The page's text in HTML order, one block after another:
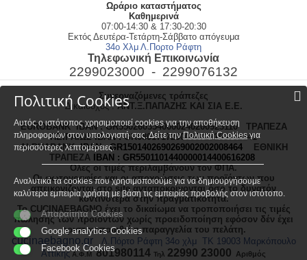
Ωράριο καταστήματος
Kαθημερινά
07:00-14:30 & 17:30-20:30
Εκτός Δευτέρα-Τετάρτη-Σάββατο απόγευμα
34ο Χλμ Λ.Πορτο Ράφτη
Τηλεφωνική Επικοινωνία
2299023000 - 2299076132
Συνεργαζόμενες τράπεζες
Δικαιούχος :ΑΝΤ.Ξ.ΠΑΠΑΖΗΣ ΚΑΙ ΣΙΑ Ε.Ε.
EUROBANKIBAN :GR5502603540000240200923110 ΤΡΑΠΕΖΑ
ΠΕΙΡΑΙΩΣIBAN : GR0801717290006729163752141
ALPHABANKIBAN :GR1501402690269002002008464
ΕΘΝΙΚΗ
ΤΡΑΠΕΖΑ
ΙΒΑΝ : GR5501101440000014400616208
Ολες οι τιμές περιλαμβάνουν τον ΦΠΑ.
Οι φωτογραφίες και οι αποχρώσεις των προϊόντων που
απεικονίζονται στο site ανταποκρίνονται όσο το δυνατόν
κοντινότερα στην πραγματικότητα.
Το CUCINAEBAGNO έχει το δικαίωμα να τροποποιήσει τις τιμές
πώλησης των προϊόντων χωρίς προειδοποίηση εφόσον δέν έχει
οριστικοποιηθεί η παραγγελία του πελάτη.
cucinaebagno.gr
Λ.Πόρτο Ράφτη 34ο χλμ ΤΚ 19003 Μαρκόπουλο
Αττικής Α.Φ.Μ 801980114 Τηλ 22990 23000 Αριθμός
Πολιτική Cookies
Αυτός ο ιστότοπος χρησιμοποιεί cookies για την αποθήκευση
πληροφοριών στον υπολογιστή σας. Δείτε τηνΠολιτική Cookiesγια
περισσότερες λεπτομέρειες.
Αναλυτικά τα cookies που χρησιμοποιούμε για να δημιουργήσουμε
καλύτερα εμπειρία χρήστη με βάση τις εμπειρίες προβολής στον ιστότοπο.
Απαραίτητα Cookies
Google analytics Cookies
Facebook Cookies